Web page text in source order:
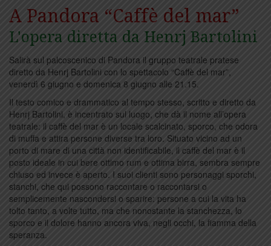
A Pandora “Caffè del mar”
L'opera diretta da Henrj Bartolini
Salirà sul palcoscenico di Pandora il gruppo teatrale pratese
diretto da Henrj Bartolini con lo spettacolo “Caffè del mar”,
venerdì 6 giugno e domenica 8 giugno alle 21.15.
Il testo comico e drammatico al tempo stesso, scritto e diretto da
Henrj Bartolini, è incentrato sul luogo, che dà il nome all’opera
teatrale: il caffè del mar è un locale scalcinato, sporco, che odora
di muffa e attira persone diverse tra loro. Situato vicino ad un
porto di mare di una città non identificabile, il caffè del mar è il
posto ideale in cui bere ottimo rum e ottima birra, sembra sempre
chiuso ed invece è aperto. I suoi clienti sono personaggi sporchi,
stanchi, che qui possono raccontare o raccontarsi o
semplicemente nascondersi o sparire: persone a cui la vita ha
tolto tanto, a volte tutto, ma che nonostante la stanchezza, lo
sporco e il dolore hanno ancora viva, negli occhi, la fiamma della
speranza.